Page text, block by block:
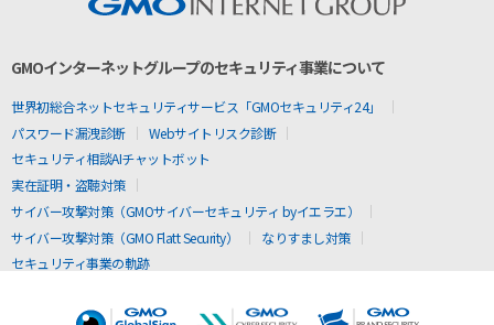
GMOインターネットグループのセキュリティ事業について
世界初総合ネットセキュリティサービス「GMOセキュリティ24」
パスワード漏洩診断
Webサイトリスク診断
セキュリティ相談AIチャットボット
実在証明・盗聴対策
サイバー攻撃対策（GMOサイバーセキュリティ byイエラエ）
サイバー攻撃対策（GMO Flatt Security）
なりすまし対策
セキュリティ事業の軌跡